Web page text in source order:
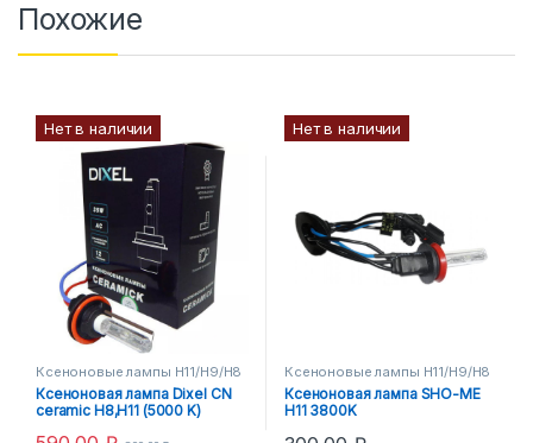
Похожие
Нет в наличии
Ксеноновые лампы H11/H9/H8
Ксеноновая лампа Dixel CN
ceramic H8,Н11 (5000 K)
Нет в наличии
Ксеноновые лампы H11/H9/H8
Ксеноновая лампа SHO-ME
H11 3800K